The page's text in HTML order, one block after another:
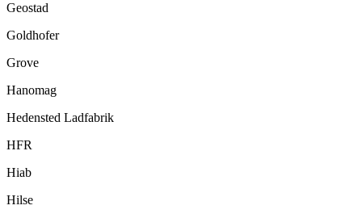
Geostad
Goldhofer
Grove
Hanomag
Hedensted Ladfabrik
HFR
Hiab
Hilse